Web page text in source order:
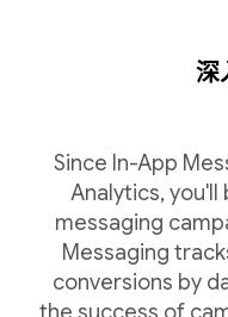
深
Since In-App
Analytics, you'll
messaging
Messaging
conversions by